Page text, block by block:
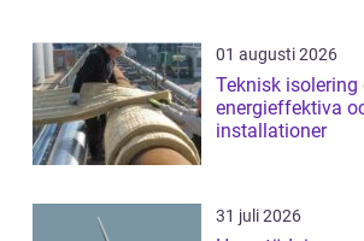
01 augusti 2026
Teknisk isolering grunden för
energieffektiva
installationer
31 juli 2026